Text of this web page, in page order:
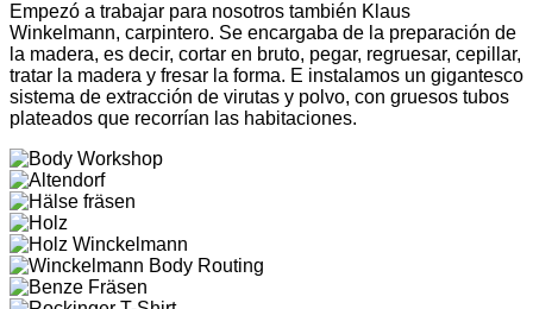
Empezó a trabajar para nosotros también Klaus
Winkelmann, carpintero. Se encargaba de la preparación de
la madera, es decir, cortar en bruto, pegar, regruesar, cepillar,
tratar la madera y fresar la forma. E instalamos un gigantesco
sistema de extracción de virutas y polvo, con gruesos tubos
plateados que recorrían las habitaciones.